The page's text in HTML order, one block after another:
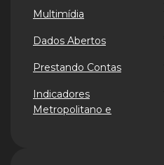
Multimídia
Dados Abertos
Prestando Contas
Indicadores
Metropolitano e